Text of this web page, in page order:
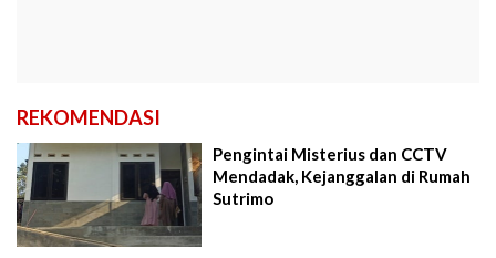
REKOMENDASI
Pengintai Misterius dan CCTV
Mendadak, Kejanggalan di Rumah
Sutrimo